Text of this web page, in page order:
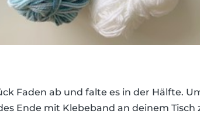
Faden ab und falte es in der Hälfte.
Ende mit Klebeband an deinem Tisch